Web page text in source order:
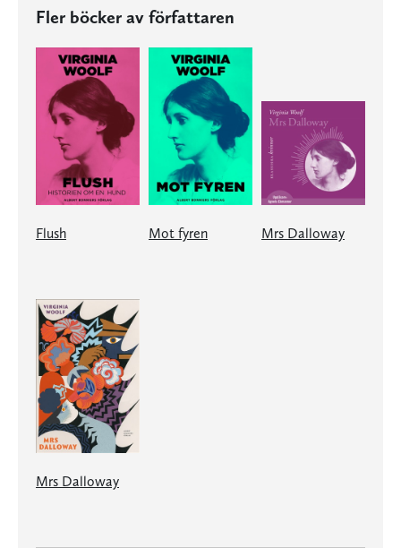
Fler böcker av författaren
Flush Mot fyren Mrs Dalloway
Mrs Dalloway